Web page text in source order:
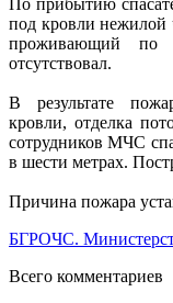
По прибытию
под кровли нежилой
проживающий по
отсутствовал.
В результате
кровли, отделка
сотрудников МЧС
в шести метрах.
Причина пожара
БГРОЧС.
Всего комментариев